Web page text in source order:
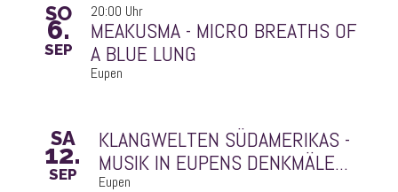
SO
6.
SEP
20:00 Uhr
A BLUE LUNG
Eupen
SA
12.
SEP MUSIK IN EUPENS DENKMÄLE...
Eupen